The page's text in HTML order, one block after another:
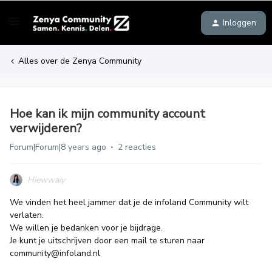
Inloggen
Alles over de Zenya Community
Hoe kan ik mijn community account
verwijderen?
Forum|Forum|8 years ago 2 reacties
Hiewwaiy
We vinden het heel jammer dat je de infoland Community wilt
verlaten.
We willen je bedanken voor je bijdrage.
Je kunt je uitschrijven door een mail te sturen naar
community@infoland.nl